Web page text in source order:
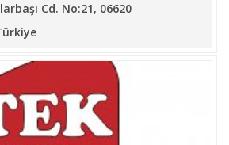
Cd. No:21, 06620